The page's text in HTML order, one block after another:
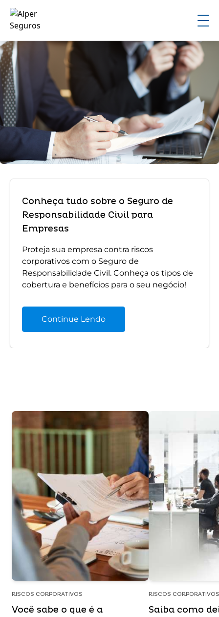
Conheça tudo sobre o Seguro de
Responsabilidade Civil para
Empresas
Proteja sua empresa contra riscos
corporativos com o Seguro de
Responsabilidade Civil. Conheça os tipos de
cobertura e benefícios para o seu negócio!
Continue Lendo
RISCOS CORPORATIVOS
Você sabe o que é a
RISCOS CORPORATIVOS
Saiba como